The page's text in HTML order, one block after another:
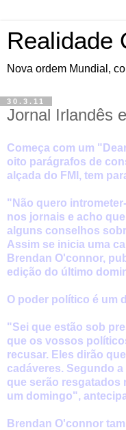
Realidade
Nova ordem Mundial,
30.3.11
Jornal Irlandês
Começa com um
oito parágrafos de
alçada do FMI, tem
"Não quero
nos jornais e acho
alguns conselhos
Assim se inicia uma
Brendan O'connor,
edição do último
O poder político é um
"Sei que estão sob
que os vossos
recusar. Eles dirão
cadáveres. Segundo
que serão resgatados
um domingo",
Brendan O'connor